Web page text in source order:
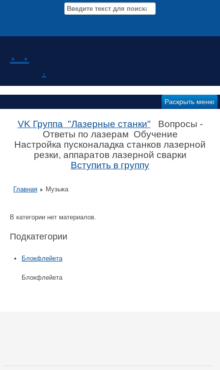
. .
.
Раскрыть меню
VK Группа "Лазерные станки" Вопросы -
Ответы по лазерам Обучение
Настройка пусконаладка станков лазерной
резки, аппаратов лазерной сварки
Вступить в группу
Главная Музыка
В категории нет материалов.
Подкатегории
Блокфлейета
Блокфлейета